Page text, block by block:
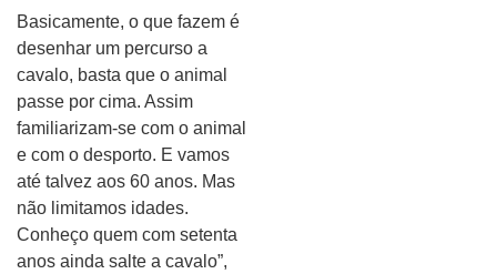
Basicamente, o que fazem é
desenhar um percurso a
cavalo, basta que o animal
passe por cima. Assim
familiarizam-se com o animal
e com o desporto. E vamos
até talvez aos 60 anos. Mas
não limitamos idades.
Conheço quem com setenta
anos ainda salte a cavalo”,